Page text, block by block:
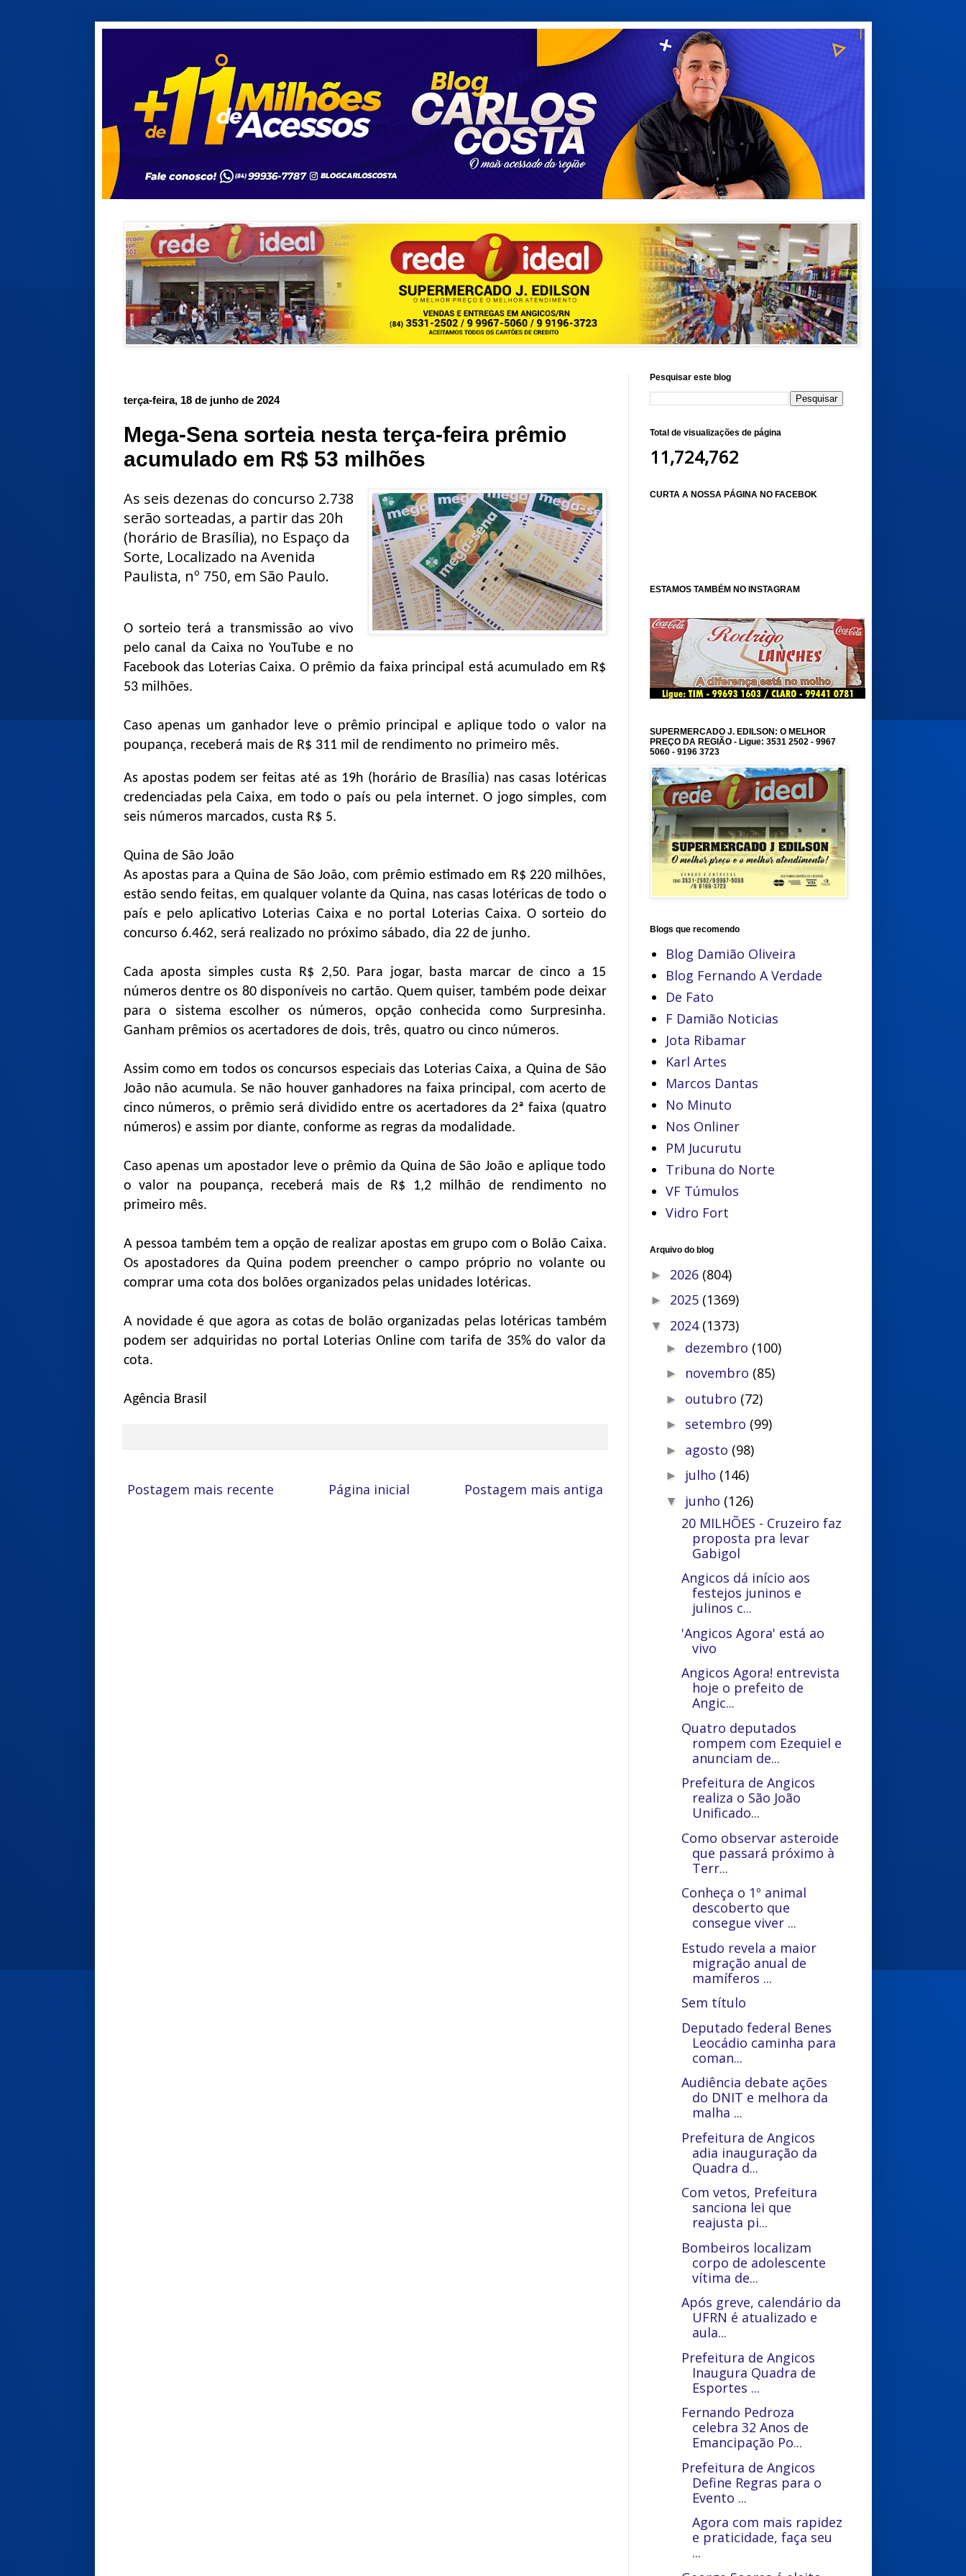
terça-feira, 18 de junho de 2024
Mega-Sena sorteia nesta terça-feira prêmio
acumulado em R$ 53 milhões
As seis dezenas do concurso 2.738
serão sorteadas, a partir das 20h
(horário de Brasília), no Espaço da
Sorte, Localizado na Avenida
Paulista, nº 750, em São Paulo.
O sorteio terá a transmissão ao vivo
pelo canal da Caixa no YouTube e no
Facebook das Loterias Caixa. O prêmio da faixa principal está acumulado em R$
53 milhões.
Caso apenas um ganhador leve o prêmio principal e aplique todo o valor na
poupança, receberá mais de R$ 311 mil de rendimento no primeiro mês.
As apostas podem ser feitas até as 19h (horário de Brasília) nas casas lotéricas
credenciadas pela Caixa, em todo o país ou pela internet. O jogo simples, com
seis números marcados, custa R$ 5.
Quina de São João
As apostas para a Quina de São João, com prêmio estimado em R$ 220 milhões,
estão sendo feitas, em qualquer volante da Quina, nas casas lotéricas de todo o
país e pelo aplicativo Loterias Caixa e no portal Loterias Caixa. O sorteio do
concurso 6.462, será realizado no próximo sábado, dia 22 de junho.
Cada aposta simples custa R$ 2,50. Para jogar, basta marcar de cinco a 15
números dentre os 80 disponíveis no cartão. Quem quiser, também pode deixar
para o sistema escolher os números, opção conhecida como Surpresinha.
Ganham prêmios os acertadores de dois, três, quatro ou cinco números.
Assim como em todos os concursos especiais das Loterias Caixa, a Quina de São
João não acumula. Se não houver ganhadores na faixa principal, com acerto de
cinco números, o prêmio será dividido entre os acertadores da 2ª faixa (quatro
números) e assim por diante, conforme as regras da modalidade.
Caso apenas um apostador leve o prêmio da Quina de São João e aplique todo
o valor na poupança, receberá mais de R$ 1,2 milhão de rendimento no
primeiro mês.
A pessoa também tem a opção de realizar apostas em grupo com o Bolão Caixa.
Os apostadores da Quina podem preencher o campo próprio no volante ou
comprar uma cota dos bolões organizados pelas unidades lotéricas.
A novidade é que agora as cotas de bolão organizadas pelas lotéricas também
podem ser adquiridas no portal Loterias Online com tarifa de 35% do valor da
cota.
Agência Brasil
Postagem mais recente Postagem mais antiga
Página inicial
Pesquisar este blog
Total de visualizações de página
11,724,762
CURTA A NOSSA PÁGINA NO FACEBOK
ESTAMOS TAMBÉM NO INSTAGRAM
SUPERMERCADO J. EDILSON: O MELHOR
PREÇO DA REGIÃO - Ligue: 3531 2502 - 9967
5060 - 9196 3723
Blogs que recomendo
Blog Damião Oliveira
Blog Fernando A Verdade
De Fato
F Damião Noticias
Jota Ribamar
Karl Artes
Marcos Dantas
No Minuto
Nos Onliner
PM Jucurutu
Tribuna do Norte
VF Túmulos
Vidro Fort
Arquivo do blog
► 2026 (804)
► 2025 (1369)
▼ 2024 (1373)
► dezembro (100)
► novembro (85)
► outubro (72)
► setembro (99)
► agosto (98)
► julho (146)
▼ junho (126)
20 MILHÕES - Cruzeiro faz
proposta pra levar
Gabigol
Angicos dá início aos
festejos juninos e
julinos c...
'Angicos Agora' está ao
vivo
Angicos Agora! entrevista
hoje o prefeito de
Angic...
Quatro deputados
rompem com Ezequiel e
anunciam de...
Prefeitura de Angicos
realiza o São João
Unificado...
Como observar asteroide
que passará próximo à
Terr...
Conheça o 1º animal
descoberto que
consegue viver ...
Estudo revela a maior
migração anual de
mamíferos ...
Sem título
Deputado federal Benes
Leocádio caminha para
coman...
Audiência debate ações
do DNIT e melhora da
malha ...
Prefeitura de Angicos
adia inauguração da
Quadra d...
Com vetos, Prefeitura
sanciona lei que
reajusta pi...
Bombeiros localizam
corpo de adolescente
vítima de...
Após greve, calendário da
UFRN é atualizado e
aula...
Prefeitura de Angicos
Inaugura Quadra de
Esportes ...
Fernando Pedroza
celebra 32 Anos de
Emancipação Po...
Prefeitura de Angicos
Define Regras para o
Evento ...
Agora com mais rapidez
e praticidade, faça seu
...